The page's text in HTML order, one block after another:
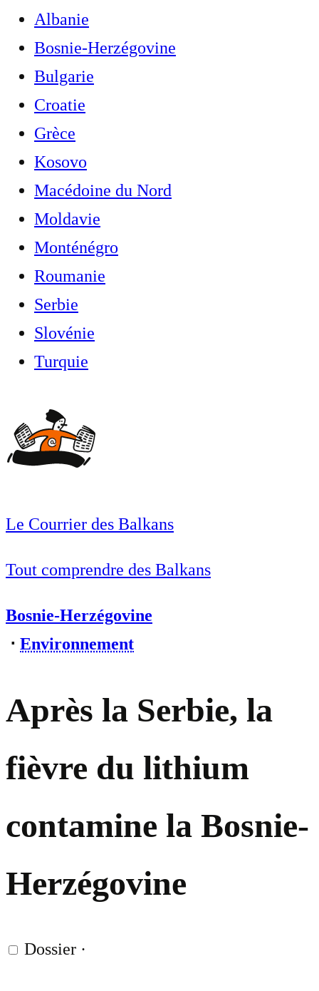
Albanie
Bosnie-Herzégovine
Bulgarie
Croatie
Grèce
Kosovo
Macédoine du Nord
Moldavie
Monténégro
Roumanie
Serbie
Slovénie
Turquie
Le Courrier des Balkans
Tout comprendre des Balkans
Bosnie-Herzégovine
⋅ Environnement
Après la Serbie, la
fièvre du lithium
contamine la Bosnie-
Herzégovine
Dossier ·